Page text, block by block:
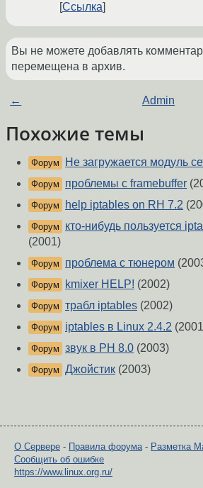
Ссылка
Вы не можете добавлять
перемещена в архив.
← Admin
Похожие темы
Форум Не загружается модуль
Форум проблемы с framebuffer
Форум help iptables on RH 7.2
Форум
кто-нибудь пользуется
(2001)
Форум проблема с тюнером
Форум kmixer HELP! (2002)
Форум трабл iptables (2002)
Форум iptables в Linux 2.4.2
Форум звук в РН 8.0 (2003)
Форум Джойстик (2003)
О Сервере - Правила форума- Разметка
Сообщить об ошибке
https://www.linux.org.ru/